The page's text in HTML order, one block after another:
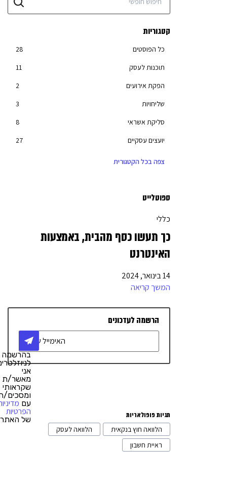
קטגוריות
כל הפוסטים
28
תוכנות לעסק
11
הפקת אירועים
שליחויות
סליקת אשראי
יועצים עסקיים
27
חשבון עסקי
בניית אתרים
מימון והלוואות
יחסי ציבור
אדריכלות ועיצוב
רישיונות לעסקים
1
4
12
צפה בכל הקטגורית
ספוטלייט
כללי
כך תעשו כסף מהבית, באמצעות
האינטרנט
14 בינואר, 2024
המשך קריאה
הרשמה לעדכונים
בהרשמה
לניוזלטרים,
אני
מאשר/ת
שקראותי
ומסכים/ה
עםמדיניות
הפרטיות
של האתר. תגיות פופולאריות
הלוואה חוץ בנקאית
הלוואה לעסק
ראיית חשבון